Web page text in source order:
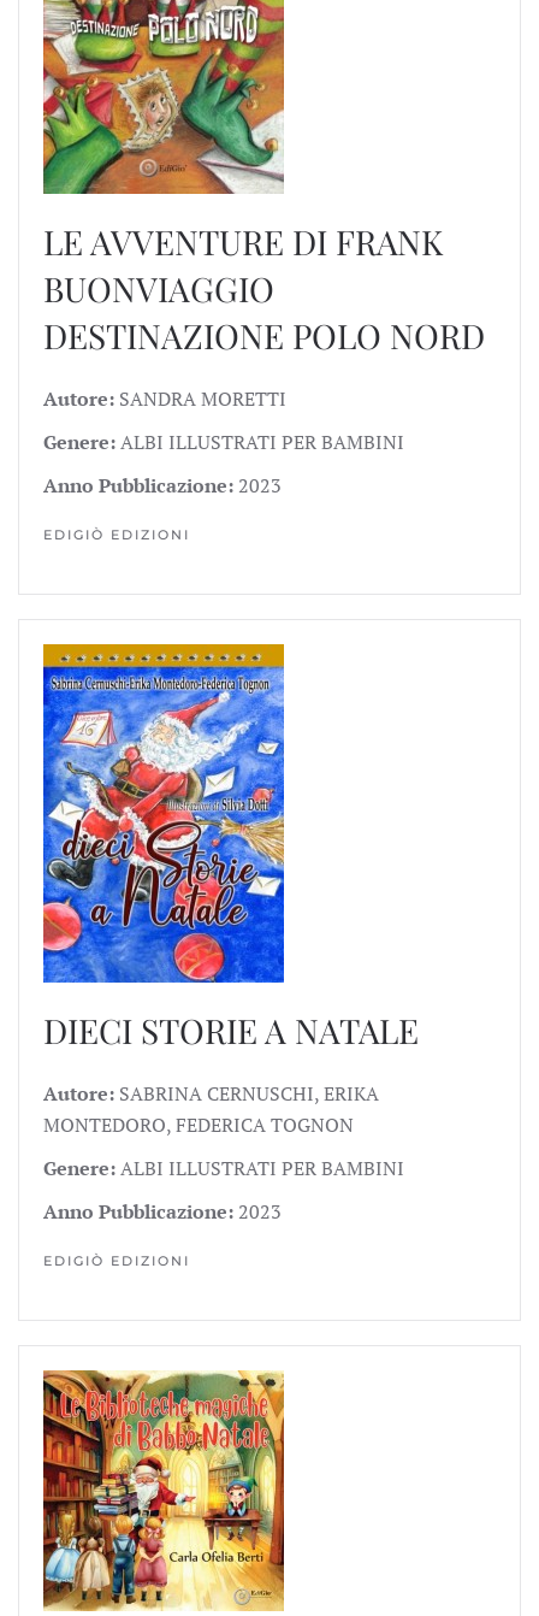
LE AVVENTURE DI FRANK
BUONVIAGGIO
DESTINAZIONE POLO NORD
Autore: SANDRA MORETTI
Genere:ALBI ILLUSTRATI PER BAMBINI
Anno Pubblicazione: 2023
EDIGIÒ EDIZIONI
DIECI STORIE A NATALE
Autore: SABRINA CERNUSCHI, ERIKA
MONTEDORO, FEDERICA TOGNON
Genere:ALBI ILLUSTRATI PER BAMBINI
Anno Pubblicazione: 2023
EDIGIÒ EDIZIONI